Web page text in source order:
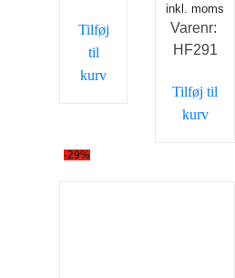
Tilføj
til
kurv
inkl. moms
Varenr:
HF291
Tilføj til
kurv
-29%